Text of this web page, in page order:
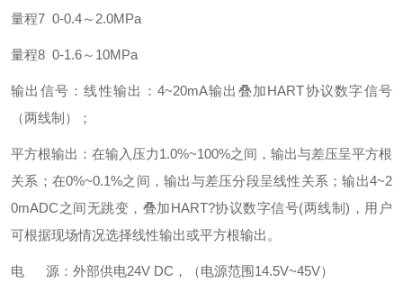
量程7 0-0.4～2.0MPa
量程8 0-1.6～10MPa
输出信号：线性输出：4~20mA输出叠加HART协议数字信号
（两线制）；
平方根输出：在输入压力1.0%~100%之间，输出与差压呈平方根
关系；在0%~0.1%之间，输出与差压分段呈线性关系；输出4~2
0mADC之间无跳变，叠加HART?协议数字信号(两线制)，用户
可根据现场情况选择线性输出或平方根输出。
电 源：外部供电24V DC，（电源范围14.5V~45V）